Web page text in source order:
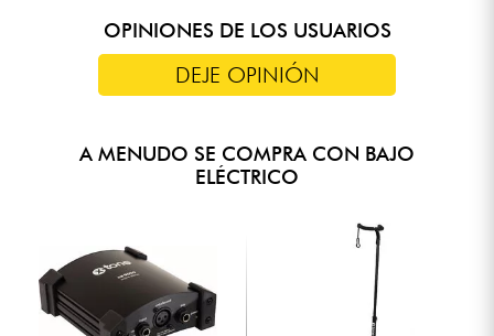
OPINIONES DE LOS USUARIOS
DEJE OPINIÓN
A MENUDO SE COMPRA CON BAJO
ELÉCTRICO